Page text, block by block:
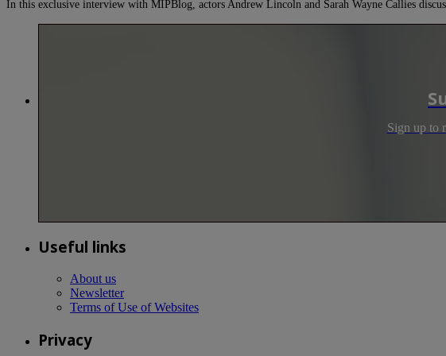
In this exclusive interview with MIPBlog, actors Andrew Lincoln and Sarah Wayne Callies
Sign up to
Useful links
About us
Newsletter
Terms of Use of Websites
Privacy